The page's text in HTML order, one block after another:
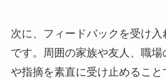
次に、フィードバックを受け
です。周囲の家族や友人、職
や指摘を素直に受け止めるこ